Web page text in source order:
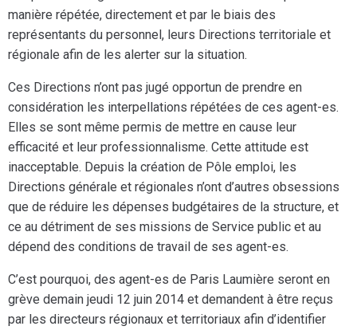
manière répétée, directement et par le biais des
représentants du personnel, leurs Directions territoriale et
régionale afin de les alerter sur la situation.
Ces Directions n’ont pas jugé opportun de prendre en
considération les interpellations répétées de ces agent-es.
Elles se sont même permis de mettre en cause leur
efficacité et leur professionnalisme. Cette attitude est
inacceptable. Depuis la création de Pôle emploi, les
Directions générale et régionales n’ont d’autres obsessions
que de réduire les dépenses budgétaires de la structure, et
ce au détriment de ses missions de Service public et au
dépend des conditions de travail de ses agent-es.
C’est pourquoi, des agent-es de Paris Laumière seront en
grève demain jeudi 12 juin 2014 et demandent à être reçus
par les directeurs régionaux et territoriaux afin d’identifier